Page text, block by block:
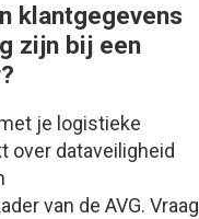
klantgegevens
zijn bij een
je logistieke
over dataveiligheid
van de AVG. Vraag